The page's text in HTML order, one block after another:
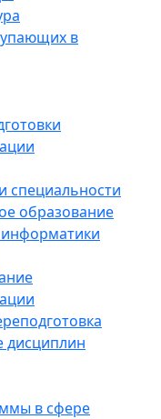
в
специальности
образование
дисциплин
в сфере